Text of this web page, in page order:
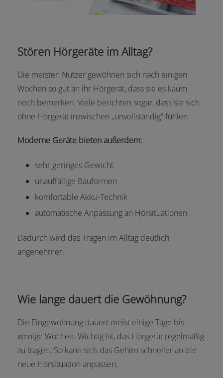
Stören Hörgeräte im Alltag?
Die meisten Nutzer gewöhnen sich nach einigen
Wochen so gut an ihr Hörgerät, dass sie es kaum
noch bemerken. Viele berichten sogar, dass sie sich
ohne Hörgerät inzwischen „unvollständig“ fühlen.
Moderne Geräte bieten außerdem:
sehr geringes Gewicht
unauffällige Bauformen
komfortable Akku-Technik
automatische Anpassung an Hörsituationen
Dadurch wird das Tragen im Alltag deutlich
angenehmer.
Wie lange dauert die Gewöhnung?
Die Eingewöhnung dauert meist einige Tage bis
wenige Wochen. Wichtig ist, das Hörgerät regelmäßig
zu tragen. So kann sich das Gehirn schneller an die
neue Hörsituation anpassen.